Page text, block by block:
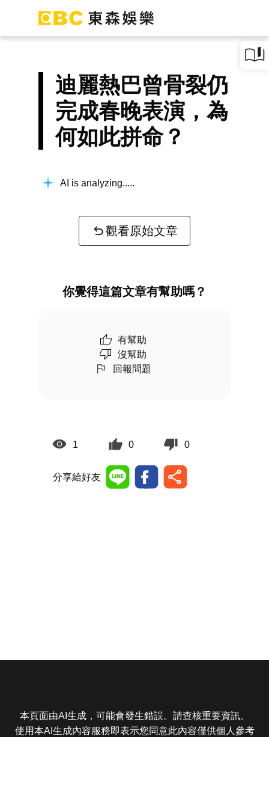
迪麗熱巴曾骨裂仍
完成春晚表演，為
何如此拼命？
AI is analyzing...
觀看原始文章
你覺得這篇文章有幫助嗎？
有幫助
沒幫助
回報問題
1 0 0
分享給好友
本頁面由AI生成，可能會發生錯誤。請查核重要資訊。
使用本AI生成內容服務即表示您同意此內容僅供個人參考